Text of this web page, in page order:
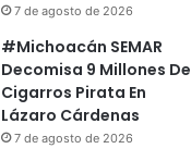
7 de agosto de 2026
#Michoacán SEMAR
Decomisa 9 Millones De
Cigarros Pirata En
Lázaro Cárdenas
7 de agosto de 2026